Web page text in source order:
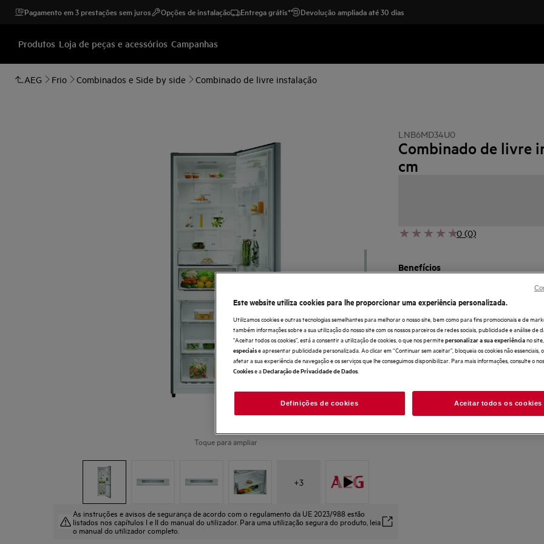
Pagamento em 3 prestações sem juros Opções de instalação Entrega grátis* Devolução ampliada até 30 dias
Produtos Loja de peças e acessórios Campanhas
AEG Frio Combinados e Side by side Combinado de livre instalação
Toque para ampliar
+3
As instruções e avisos de segurança de acordo com o regulamento da UE 2023/988 estão
listados nos capítulos I e II do manual do utilizador. Para uma utilização segura do produto, leia
o manual do utilizador completo.
LNB6MD34U0
Combinado de livre
cm
0 (0)
Benefícios
Fluxo de ar uniforme com o Cooling 360;
A circulação ativa do ar do Cooling 360
Organize facilmente com prateleiras
As luzes LED melhoram a visibilidade
Este website utiliza cookies para lhe proporcionar uma experiência personalizada.
Utilizamos cookies e outras tecnologias semelhantes para melhorar o nosso site, bem como para fins promocionais e de
também informações sobre a sua utilização do nosso site com os nossos parceiros de redes sociais, publicidade e análise de
"Aceitar todos os cookies”, está a consentir a utilização de cookies, o que nos permitepersonalizar a sua experiênciano
especiaise apresentar publicidade personalizada. Ao clicar em “Continuar sem aceitar”, bloqueia os cookies não essenciais,
afetar a sua experiência de navegação e os serviços que lhe conseguimos disponibilizar. Para mais informações, consulte o
Cookiese aDeclaração de Privacidade de Dados
Definições de cookies Aceitar todos os cookies